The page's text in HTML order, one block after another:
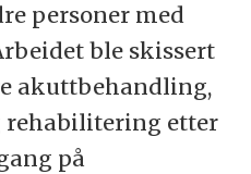
personer med
ble skissert
akuttbehandling,
rehabilitering etter
på